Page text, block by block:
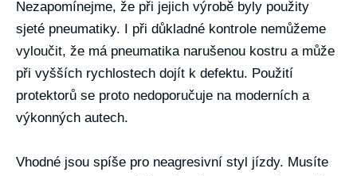
Nezapomínejme, že při jejich výrobě byly použity
sjeté pneumatiky. I při důkladné kontrole nemůžeme
vyloučit, že má pneumatika narušenou kostru a může
při vyšších rychlostech dojít k defektu. Použití
protektorů se proto nedoporučuje na moderních a
výkonných autech.
Vhodné jsou spíše pro neagresivní styl jízdy. Musíte